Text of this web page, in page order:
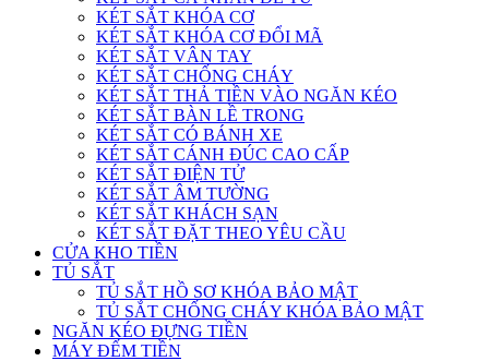
KÉT SẮT KHÓA CƠ
KÉT SẮT KHÓA CƠ ĐỔI MÃ
KÉT SẮT VÂN TAY
KÉT SẮT CHỐNG CHÁY
KÉT SẮT THẢ TIỀN VÀO NGĂN KÉO
KÉT SẮT BÀN LỀ TRONG
KÉT SẮT CÓ BÁNH XE
KÉT SẮT CÁNH ĐÚC CAO CẤP
KÉT SẮT ĐIỆN TỬ
KÉT SẮT ÂM TƯỜNG
KÉT SẮT KHÁCH SẠN
KÉT SẮT ĐẶT THEO YÊU CẦU
CỬA KHO TIỀN
TỦ SẮT
TỦ SẮT HỒ SƠ KHÓA BẢO MẬT
TỦ SẮT CHỐNG CHÁY KHÓA BẢO MẬT
NGĂN KÉO ĐỰNG TIỀN
MÁY ĐẾM TIỀN